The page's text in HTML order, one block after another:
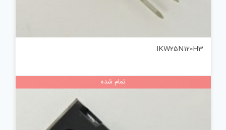
IKW25N120H3
تمام شده